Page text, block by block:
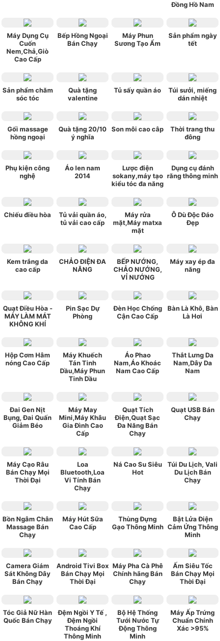
Đồng Hồ Nam
Máy Dụng Cụ
Cuốn
Nem,Chả,Giò
Cao Cấp
Bếp Hồng Ngoại
Bán Chạy
Máy Phun
Sương Tạo Ẩm
Sản phẩm ngày
tết
Sản phẩm chăm
sóc tóc
Quà tặng
valentine
Tủ sấy quần áo
Túi sưởi, miếng
dán nhiệt
Gối massage
hồng ngoại
Quà tặng 20/10
ý nghĩa
Son môi cao câp
Thời trang thu
đông
Phụ kiện công
nghệ
Áo len nam
2014
Lược điện
sokany,máy tạo
kiểu tóc đa năng
Dụng cụ đánh
răng thông minh
Chiếu điều hòa
Tủ vải quần áo,
tủ vải cao cấp
Máy rửa
mặt,Máy matxa
mặt
Ô Dù Độc Đáo
Đẹp
Kem trắng da
cao cấp
CHẢO ĐIỆN ĐA
NĂNG
BẾP NƯỚNG,
CHẢO NƯỚNG,
VỈ NƯỚNG
Máy xay ép đa
năng
Quạt Điều Hòa -
MÁY LÀM MÁT
KHÔNG KHÍ
Pin Sạc Dự
Phòng
Đèn Học Chống
Cận Cao Cấp
Bàn Là Khô, Bàn
Là Hơi
Hộp Cơm Hâm
nóng Cao Cấp
Máy Khuếch
Tán Tinh
Dầu,Máy Phun
Tinh Dầu
Áo Phao
Nam,Áo Khoác
Nam Cao Cấp
Thắt Lưng Da
Nam,Dây Da
Nam
Đai Gen Nịt
Bụng, Đai Quấn
Giảm Béo
Máy May
Mini,Máy Khâu
Gia Đình Cao
Cấp
Quạt Tích
Điện,Quạt Sạc
Đa Năng Bán
Chạy
Quạt USB Bán
Chạy
Máy Cạo Râu
Bán Chạy Mọi
Thời Đại
Loa
Bluetooth,Loa
Vi Tính Bán
Chạy
Ná Cao Su Siêu
Hot
Túi Du Lịch, Vali
Du Lịch Bán
Chạy
Bồn Ngâm Chân
Massage Bán
Chạy
Máy Hút Sữa
Cao Cấp
Thùng Đựng
Gạo Thông Minh
Bật Lửa Điện
Cảm Ứng Thông
Minh
Camera Giám
Sát Không Dây
Bán Chạy
Android Tivi Box
Bán Chạy Mọi
Thời Đại
Máy Pha Cà Phê
Chính hãng Bán
Chạy
Ấm Siêu Tốc
Bán Chạy Mọi
Thời Đại
Tóc Giả Nữ Hàn
Quốc Bán Chạy
Đệm Ngồi Y Tế ,
Đệm Ngồi
Thoáng Khí
Thông Minh
Bộ Hệ Thống
Tưới Nước Tự
Động Thông
Minh
Máy Ấp Trứng
Chuẩn Chính
Xác >95%